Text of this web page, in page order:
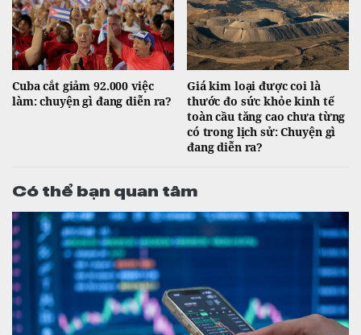
Cuba cắt giảm 92.000 việc
làm: chuyện gì đang diễn ra?
Giá kim loại được coi là
thước đo sức khỏe kinh tế
toàn cầu tăng cao chưa từng
có trong lịch sử: Chuyện gì
đang diễn ra?
Có thể bạn quan tâm